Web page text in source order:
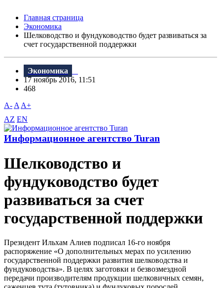
Главная страница
Экономика
Шелководство и фундуководство будет развиваться за
счет государственной поддержки
Экономика
17 ноябрь 2016, 11:51
468
A- A A+
AZ EN
Информационное агентство Turan
Шелководство и
фундуководство будет
развиваться за счет
государственной поддержки
Президент Ильхам Алиев подписал 16-го ноября
распоряжение «О дополнительных мерах по усилению
государственной поддержки развития шелководства и
фундуководства». В целях заготовки и безвозмездной
передачи производителям продукции шелковичных семян,